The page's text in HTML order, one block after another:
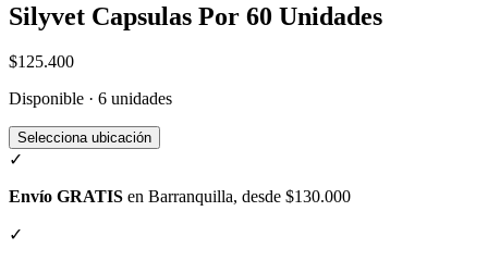
Silyvet Capsulas Por 60 Unidades
$125.400
Disponible · 6 unidades
Selecciona ubicación
✓
Envío GRATIS en Barranquilla, desde $130.000
✓